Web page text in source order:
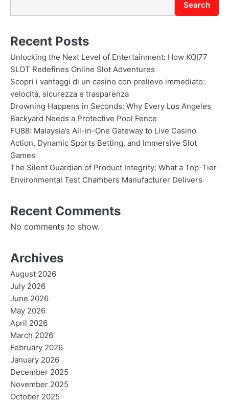
Search
Recent Posts
Unlocking the Next Level of Entertainment: How KOI77
SLOT Redefines Online Slot Adventures
Scopri i vantaggi di un casino con prelievo immediato:
velocità, sicurezza e trasparenza
Drowning Happens in Seconds: Why Every Los Angeles
Backyard Needs a Protective Pool Fence
FU88: Malaysia’s All-in-One Gateway to Live Casino
Action, Dynamic Sports Betting, and Immersive Slot
Games
The Silent Guardian of Product Integrity: What a Top-Tier
Environmental Test Chambers Manufacturer Delivers
Recent Comments
No comments to show.
Archives
August 2026
July 2026
June 2026
May 2026
April 2026
March 2026
February 2026
January 2026
December 2025
November 2025
October 2025